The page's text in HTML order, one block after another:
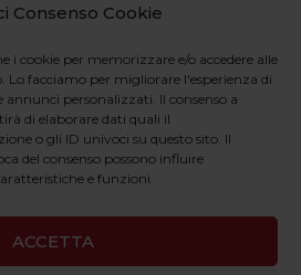
Consenso Cookie
i cookie per memorizzare e/o accedere alle
Lo facciamo per migliorare l'esperienza di
personalizzati. Il consenso a
di elaborare dati quali il
o gli ID univoci su questo sito. Il
del consenso possono influire
e funzioni.
ACCETTA